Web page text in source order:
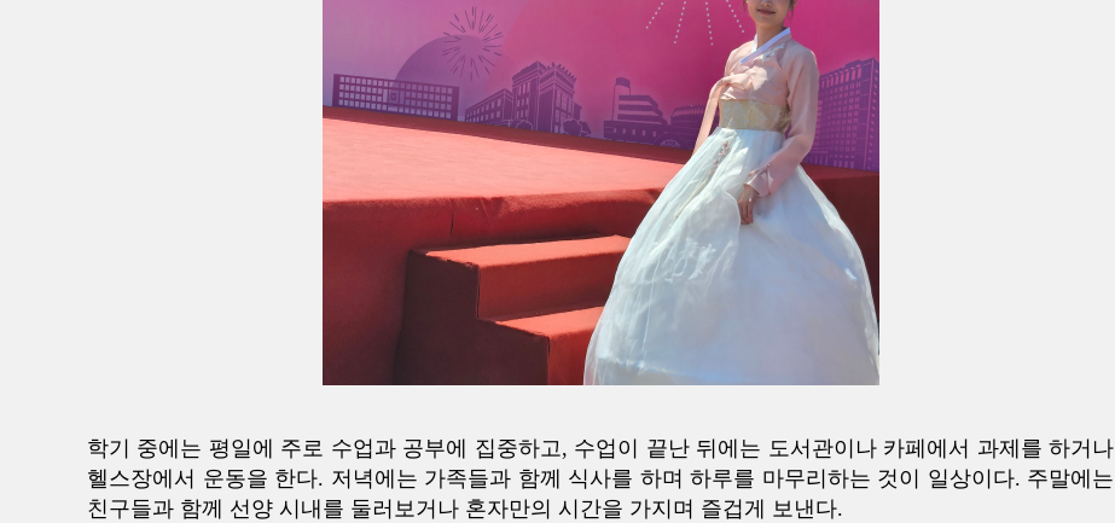
학기 중에는 평일에 주로 수업과 공부에 집중하고, 수업이 끝난 뒤에는 도서관이나 카페에서 과제를 하거나
헬스장에서 운동을 한다. 저녁에는 가족들과 함께 식사를 하며 하루를 마무리하는 것이 일상이다. 주말에는
친구들과 함께 선양 시내를 둘러보거나 혼자만의 시간을 가지며 즐겁게 보낸다.